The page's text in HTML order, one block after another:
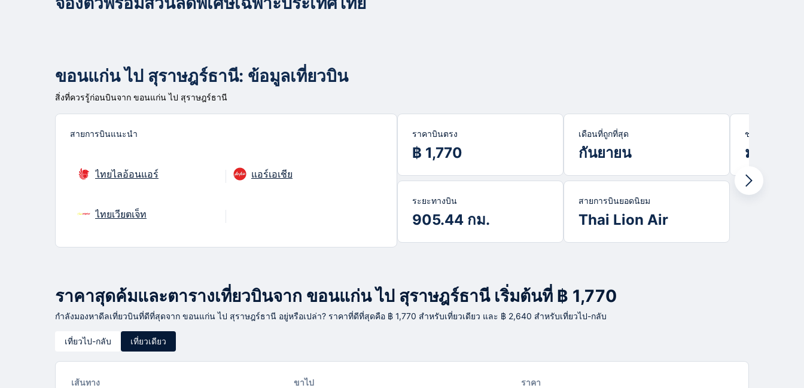
ขอนแก่น ไป สุราษฎร์ธานี: ข้อมูลเที่ยวบิน
สิ่งที่ควรรู้ก่อนบินจาก ขอนแก่น ไป สุราษฎร์ธานี
สายการบินแนะนำ
ไทยไลอ้อนแอร์ แอร์เอเชีย
ไทยเวียตเจ็ท
ราคาบินตรง
฿ 1,770
เดือนที่ถูกที่สุด
กันยายน
ช่วงไฮซีซั่น
มกราคม
ระยะทางบิน
905.44 กม.
สายการบินยอดนิยม
Thai Lion Air
ราคาสุดค้มและตารางเที่ยวบินจาก ขอนแก่น ไป สุราษฎร์ธานี เริ่มต้นที่ ฿ 1,770
กำลังมองหาดีลเที่ยวบินที่ดีที่สุดจาก ขอนแก่น ไป สุราษฎร์ธานี อยู่หรือเปล่า? ราคาที่ดีที่สุดคือ ฿ 1,770 สำหรับเที่ยวเดียว และ ฿ 2,640 สำหรับเที่ยวไป-กลับ
เที่ยวไป-กลับ เที่ยวเดียว
เส้นทาง ขาไป ราคา